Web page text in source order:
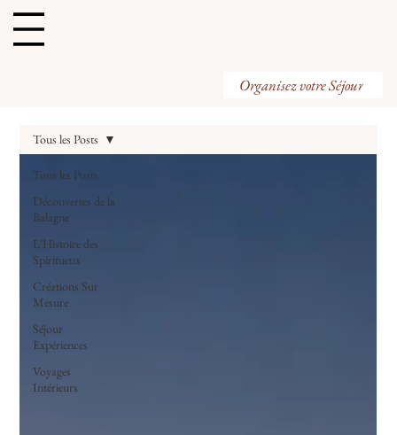
Organisez votre Séjour
Tous les Posts
Découvertes de la
Balagne
L'Histoire des
Spiritueux
Créations Sur
Mesure
Séjour
Expériences
Voyages
Intérieurs
Tous les Posts